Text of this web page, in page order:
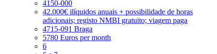
4150-000
42.000€ ilíquidos anuais + possibilidade de horas
adicionais; registo NMBI gratuito; viagem paga
4715-091 Braga
5780 Euros per month
6